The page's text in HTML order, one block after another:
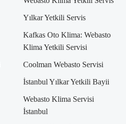
Yılkar Yetkili Servis
Kafkas Oto Klima: Webasto
Klima Yetkili Servisi
Coolman Webasto Servisi
İstanbul Yılkar Yetkili Bayii
Webasto Klima Servisi
İstanbul